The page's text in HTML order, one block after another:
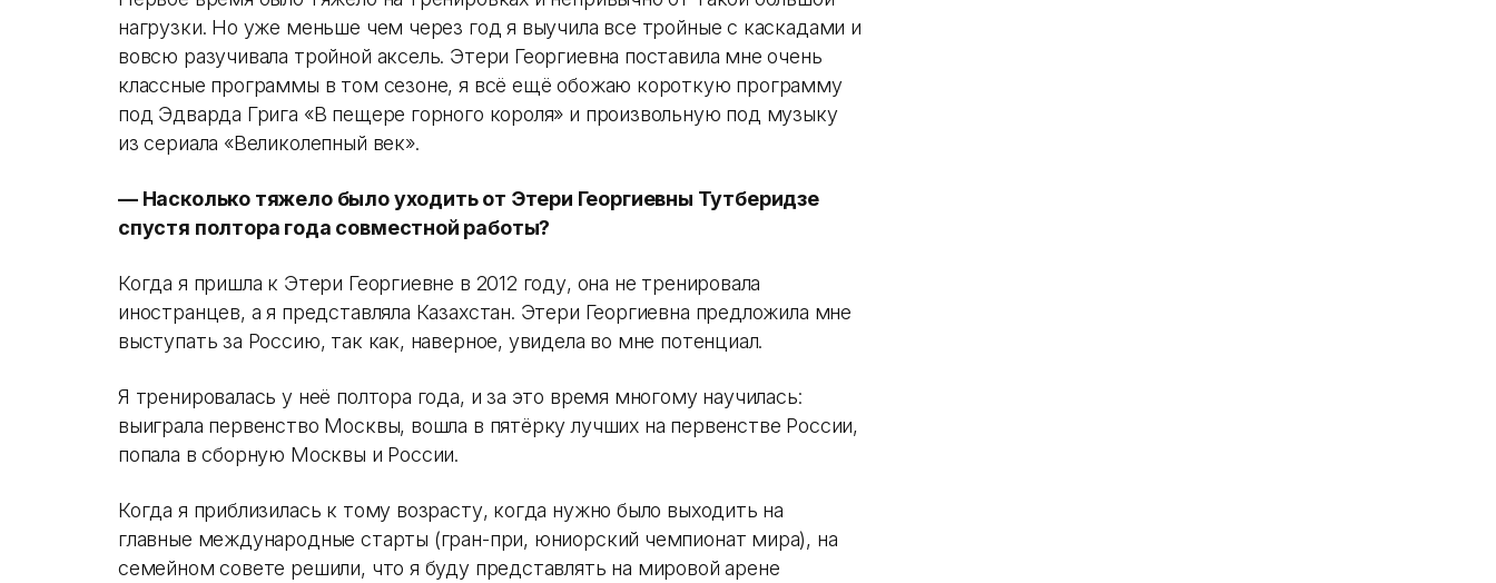
нагрузки. Но уже меньше чем через год я выучила все тройные с каскадами и
вовсю разучивала тройной аксель. Этери Георгиевна поставила мне очень
классные программы в том сезоне, я всё ещё обожаю короткую программу
под Эдварда Грига «В пещере горного короля» и произвольную под музыку
из сериала «Великолепный век».
— Насколько тяжело было уходить от Этери Георгиевны Тутберидзе
спустя полтора года совместной работы?
Когда я пришла к Этери Георгиевне в 2012 году, она не тренировала
иностранцев, а я представляла Казахстан. Этери Георгиевна предложила мне
выступать за Россию, так как, наверное, увидела во мне потенциал.
Я тренировалась у неё полтора года, и за это время многому научилась:
выиграла первенство Москвы, вошла в пятёрку лучших на первенстве России,
попала в сборную Москвы и России.
Когда я приблизилась к тому возрасту, когда нужно было выходить на
главные международные старты (гран-при, юниорский чемпионат мира), на
семейном совете решили, что я буду представлять на мировой арене